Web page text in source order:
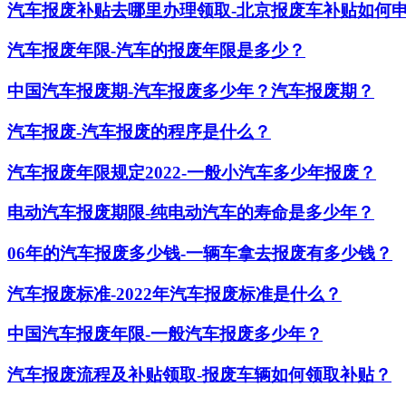
汽车报废补贴去哪里办理领取-北京报废车补贴如何
汽车报废年限-汽车的报废年限是多少？
中国汽车报废期-汽车报废多少年？汽车报废期？
​汽车报废-汽车报废的程序是什么？
汽车报废年限规定2022-一般小汽车多少年报废？
电动汽车报废期限-纯电动汽车的寿命是多少年？
06年的汽车报废多少钱-一辆车拿去报废有多少钱？
汽车报废标准-2022年汽车报废标准是什么？
中国汽车报废年限-一般汽车报废多少年？
汽车报废流程及补贴领取-报废车辆如何领取补贴？